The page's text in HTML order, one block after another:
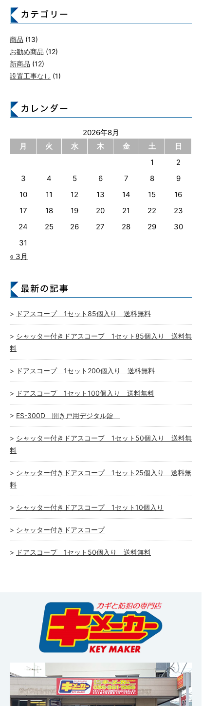
商品 (13)
お勧め商品 (12)
新商品 (12)
設置工事なし (1)
2026年8月
月
火 水 木 金 土
日
1
2
3
4 5 6 7 8
9
10
11 12 13 14 15
16
17
18 19 20 21 22
23
24
25 26 27 28 29
30
31
« 3月
ドアスコープ 1セット85個入り 送料無料
シャッター付きドアスコープ 1セット85個入り 送料無
料
ドアスコープ 1セット200個入り 送料無料
ドアスコープ 1セット100個入り 送料無料
ES-300D 開き戸用デジタル錠
シャッター付きドアスコープ 1セット50個入り 送料無
料
シャッター付きドアスコープ 1セット25個入り 送料無
料
シャッター付きドアスコープ 1セット10個入り
シャッター付きドアスコープ
ドアスコープ 1セット50個入り 送料無料